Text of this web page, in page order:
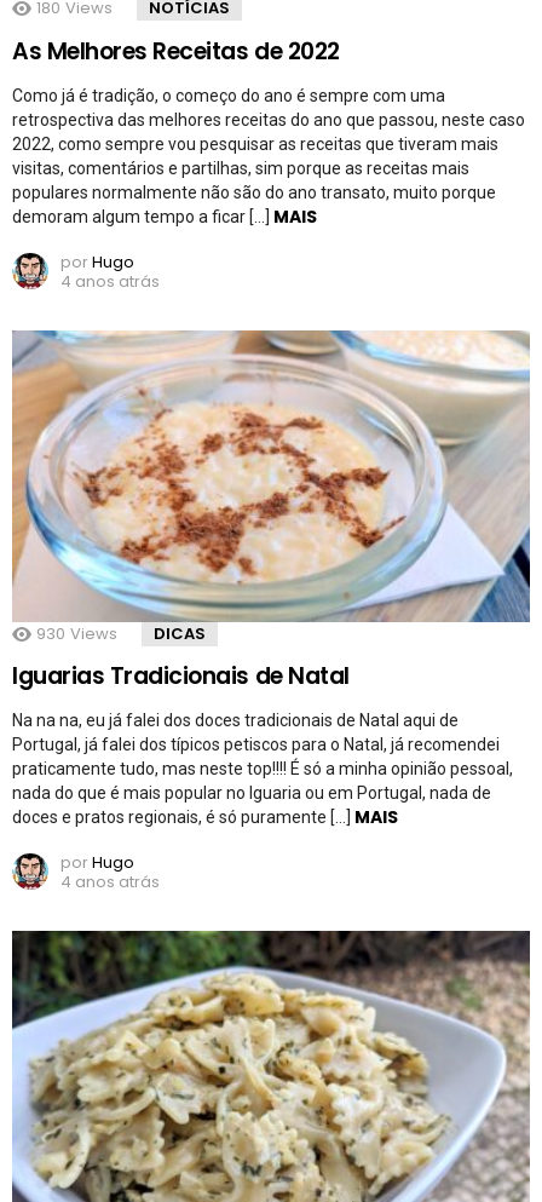
180 Views NOTÍCIAS
As Melhores Receitas de 2022
Como já é tradição, o começo do ano é sempre com uma
retrospectiva das melhores receitas do ano que passou, neste caso
2022, como sempre vou pesquisar as receitas que tiveram mais
visitas, comentários e partilhas, sim porque as receitas mais
populares normalmente não são do ano transato, muito porque
demoram algum tempo a ficar […] MAIS
porHugo
4 anos atrás
930 Views DICAS
Iguarias Tradicionais de Natal
Na na na, eu já falei dos doces tradicionais de Natal aqui de
Portugal, já falei dos típicos petiscos para o Natal, já recomendei
praticamente tudo, mas neste top!!!! É só a minha opinião pessoal,
nada do que é mais popular no Iguaria ou em Portugal, nada de
doces e pratos regionais, é só puramente […] MAIS
porHugo
4 anos atrás